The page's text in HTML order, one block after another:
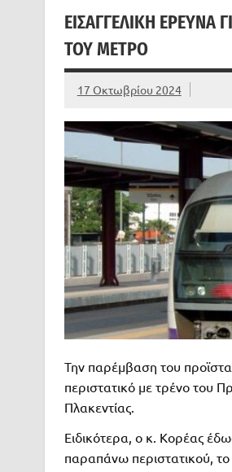
ΕΙΣΑΓΓΕΛΙΚΉ ΈΡΕΥΝΑ
ΤΟΥ ΜΕΤΡΌ
17 Οκτωβρίου 2024
Την παρέμβαση του
περιστατικό με τρένο του
Πλακεντίας.
Ειδικότερα, ο κ. Κορέας
παραπάνω περιστατικού,